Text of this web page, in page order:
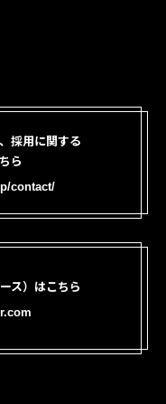
採用に関する
ら
contact/
ス）はこちら